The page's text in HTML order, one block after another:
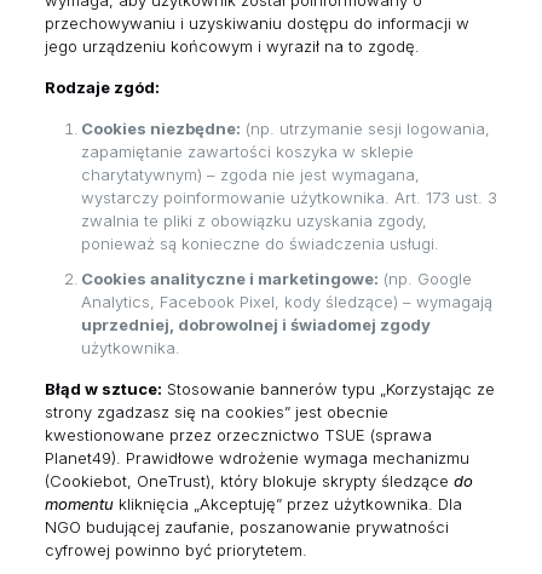
przechowywaniu i uzyskiwaniu dostępu do informacji w
jego urządzeniu końcowym i wyraził na to zgodę.
Rodzaje zgód:
Cookies niezbędne: (np. utrzymanie sesji logowania,
zapamiętanie zawartości koszyka w sklepie
charytatywnym) – zgoda nie jest wymagana,
wystarczy poinformowanie użytkownika. Art. 173 ust. 3
zwalnia te pliki z obowiązku uzyskania zgody,
ponieważ są konieczne do świadczenia usługi.
Cookies analityczne i marketingowe: (np. Google
Analytics, Facebook Pixel, kody śledzące) – wymagają
uprzedniej, dobrowolnej i świadomej zgody
użytkownika.
Błąd w sztuce: Stosowanie bannerów typu „Korzystając ze
strony zgadzasz się na cookies” jest obecnie
kwestionowane przez orzecznictwo TSUE (sprawa
Planet49). Prawidłowe wdrożenie wymaga mechanizmu
(Cookiebot, OneTrust), który blokuje skrypty śledzące do
momentukliknięcia „Akceptuję” przez użytkownika. Dla
NGO budującej zaufanie, poszanowanie prywatności
cyfrowej powinno być priorytetem.